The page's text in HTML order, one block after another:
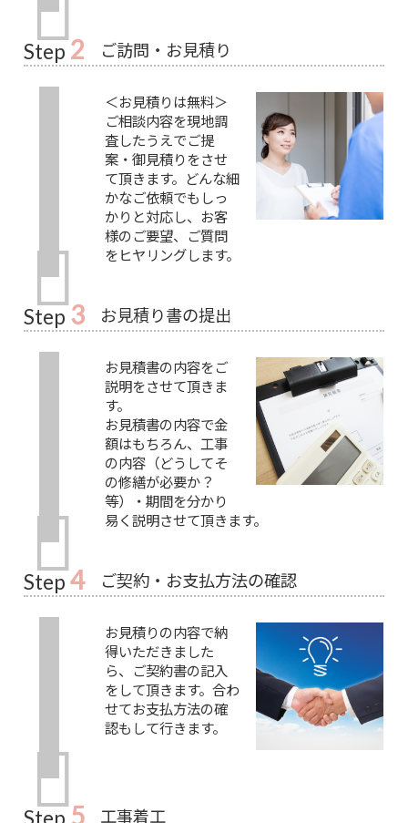
Step 2 ご訪問・お見積り
＜お見積りは無料＞
ご相談内容を現地調
査したうえでご提
案・御見積りをさせ
て頂きます。どんな細
かなご依頼でもしっ
かりと対応し、お客
様のご要望、ご質問
をヒヤリングします。
Step 3 お見積り書の提出
お見積書の内容をご
説明をさせて頂きま
す。
お見積書の内容で金
額はもちろん、工事
の内容（どうしてそ
の修繕が必要か？
等）・期間を分かり
易く説明させて頂きます。
Step 4 ご契約・お支払方法の確認
お見積りの内容で納
得いただきました
ら、ご契約書の記入
をして頂きます。合わ
せてお支払方法の確
認もして行きます。
Step 5 工事着工